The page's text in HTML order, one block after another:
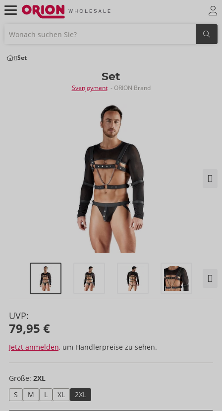
Set
Set
Svenjoyment - ORION Brand
UVP:
79,95 €
Jetzt anmelden, um Händlerpreise zu sehen.
Größe: 2XL
S
M L XL 2XL